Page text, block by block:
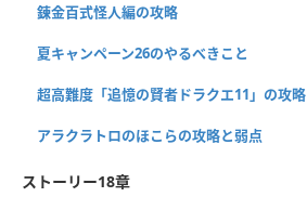
錬金百式怪人編の攻略
夏キャンペーン26のやるべきこと
超高難度「追憶の賢者ドラクエ11」の攻略
アラクラトロのほこらの攻略と弱点
ストーリー18章